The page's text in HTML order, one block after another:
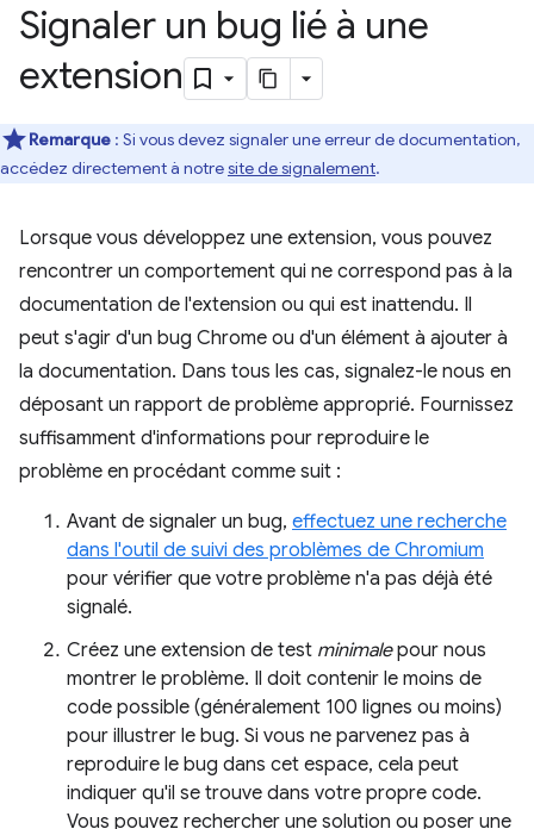
Signaler un bug lié à une
extension
Remarque : Si vous devez signaler une erreur de documentation,
accédez directement à notresite de signalement.
Lorsque vous développez une extension, vous pouvez
rencontrer un comportement qui ne correspond pas à la
documentation de l'extension ou qui est inattendu. Il
peut s'agir d'un bug Chrome ou d'un élément à ajouter à
la documentation. Dans tous les cas, signalez-le nous en
déposant un rapport de problème approprié. Fournissez
suffisamment d'informations pour reproduire le
problème en procédant comme suit :
Avant de signaler un bug, effectuez une recherche
dans l'outil de suivi des problèmes de Chromium
pour vérifier que votre problème n'a pas déjà été
signalé.
Créez une extension de test minimalepour nous
montrer le problème. Il doit contenir le moins de
code possible (généralement 100 lignes ou moins)
pour illustrer le bug. Si vous ne parvenez pas à
reproduire le bug dans cet espace, cela peut
indiquer qu'il se trouve dans votre propre code.
Vous pouvez rechercher une solution ou poser une